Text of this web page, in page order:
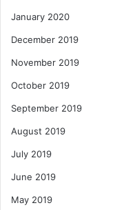
January 2020
December 2019
November 2019
October 2019
September 2019
August 2019
July 2019
June 2019
May 2019